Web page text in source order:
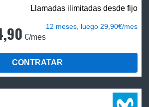
Llamadas ilimitadas desde fijo
€/mes
12 meses, luego 29,90€/mes
CONTRATAR